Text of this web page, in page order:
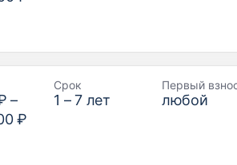
–
₽
Срок
1 –7лет
Первый
любой